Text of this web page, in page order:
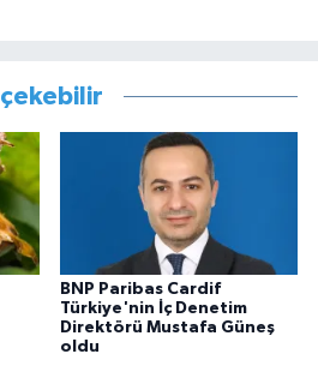
BNP Paribas Cardif
Türkiye'nin İç Denetim
Direktörü Mustafa Güneş
oldu